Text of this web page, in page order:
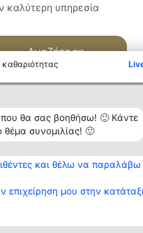
που θα σας βοηθήσω! 🙂 Κάντε
θέμα συνομιλίας! 🙂
και θέλω να παραλάβω
επιχείρηση μου στην
καλύτερη υπηρεσία
Αναζήτηση
Κατάταξη
Διακριθέντες
των
διακριθέντων
προϋποθέσεις